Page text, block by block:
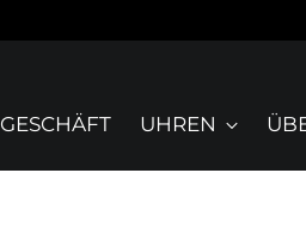
GESCHÄFT UHREN